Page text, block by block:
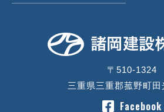
〒510-1324
三重県三重郡菰野町
Facebook